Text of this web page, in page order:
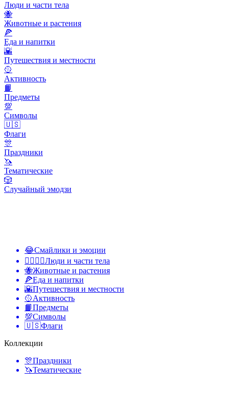
Люди и части тела
🐝
Животные и растения
🍕
Еда и напитки
🌇
Путешествия и местности
🥎
Активность
📙
Предметы
💯
Символы
🇺🇸
Флаги
🎊
Праздники
🦄
Тематические
🎲
Случайный эмодзи
😂Смайлики и эмоции
👩‍❤️‍💋‍👨Люди и части тела
🐝Животные и растения
🍕Еда и напитки
🌇Путешествия и местности
🥎Активность
📙Предметы
💯Символы
🇺🇸Флаги
Коллекции
🎊Праздники
🦄Тематические